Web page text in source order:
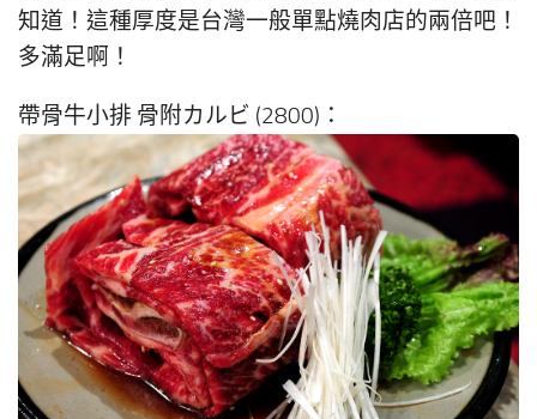
知道！這種厚度是台灣一般單點燒肉店的兩倍吧！
多滿足啊！
帶骨牛小排 骨附カルビ (2800)：